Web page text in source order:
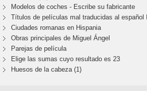
Modelos de coches - Escribe su fabricante
Títulos de películas mal traducidas al español II
Ciudades romanas en Hispania
Obras principales de Miguel Ángel
Parejas de película
Elige las sumas cuyo resultado es 23
Huesos de la cabeza (1)